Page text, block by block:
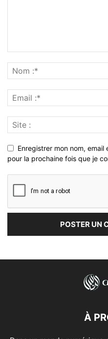
Enregistrer mon nom,
pour la prochaine fois que je
À